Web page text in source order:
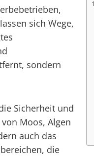
sich Wege,
sondern
Sicherheit und
Moos, Algen
auch das
die